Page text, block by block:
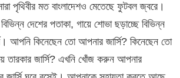
পৃথিবীর মত বাংলাদেশও মেতেছে ফুটবল জ্বরে।
দেশের পতাকা, গায়ে শোভা ছড়াচ্ছে বিভিন্ন
আপনি কিনেছেন তো আপনার জার্সি? কিনেছেন তো
তারকার জার্সি? এখনি খোঁজ করুন আপনার